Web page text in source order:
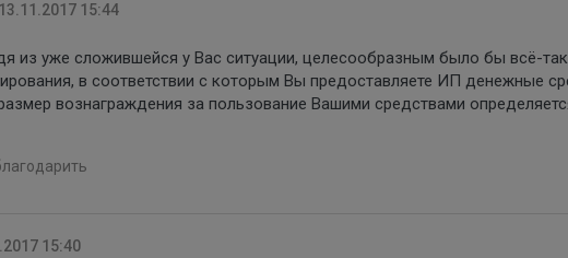
13.11.2017 15:44
из уже сложившейся у Вас ситуации, целесообразным было бы всё-
в соответствии с которым Вы предоставляете ИП денежные
вознаграждения за пользование Вашими средствами
15:40